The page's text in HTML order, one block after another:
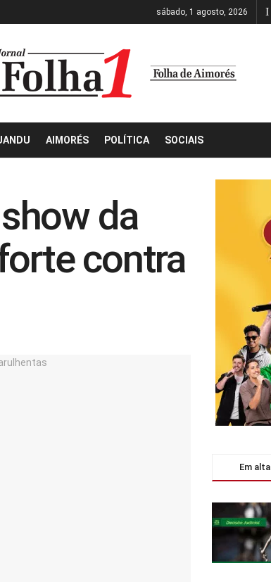
sábado, 1 agosto, 2026
AIMORÉS POLÍTICA SOCIAIS
da
contra
Em alta